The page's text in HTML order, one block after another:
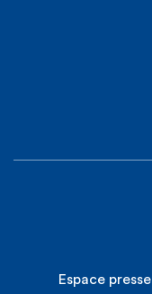
Espace presse